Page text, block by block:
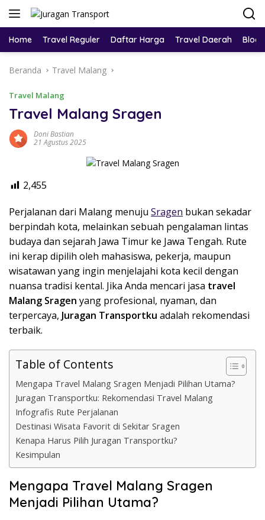
Home Travel Reguler Daftar Harga Travel Daerah Blog
Beranda Travel Malang
Travel Malang
Travel Malang Sragen
Doni Bastian
21 Agustus 2025
2,455
Perjalanan dari Malang menuju Sragen bukan sekadar
berpindah kota, melainkan sebuah pengalaman lintas
budaya dan sejarah Jawa Timur ke Jawa Tengah. Rute
ini kerap dipilih oleh mahasiswa, pekerja, maupun
wisatawan yang ingin menjelajahi kota kecil dengan
nuansa tradisi kental. Jika Anda mencari jasa travel
Malang Sragen yang profesional, nyaman, dan
terpercaya, Juragan Transportku adalah rekomendasi
terbaik.
Table of Contents
Mengapa Travel Malang Sragen Menjadi Pilihan Utama?
Juragan Transportku: Rekomendasi Travel Malang
Infografis Rute Perjalanan
Destinasi Wisata Favorit di Sekitar Sragen
Kenapa Harus Pilih Juragan Transportku?
Kesimpulan
Mengapa Travel Malang Sragen
Menjadi Pilihan Utama?